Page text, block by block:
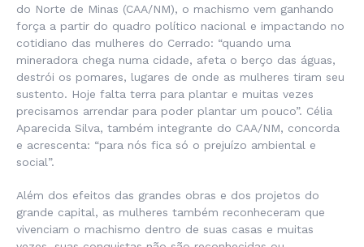
do Norte de Minas (CAA/NM), o machismo vem ganhando
força a partir do quadro político nacional e impactando no
cotidiano das mulheres do Cerrado: “quando uma
mineradora chega numa cidade, afeta o berço das águas,
destrói os pomares, lugares de onde as mulheres tiram seu
sustento. Hoje falta terra para plantar e muitas vezes
precisamos arrendar para poder plantar um pouco”. Célia
Aparecida Silva, também integrante do CAA/NM, concorda
e acrescenta: “para nós fica só o prejuízo ambiental e
social”.
Além dos efeitos das grandes obras e dos projetos do
grande capital, as mulheres também reconheceram que
vivenciam o machismo dentro de suas casas e muitas